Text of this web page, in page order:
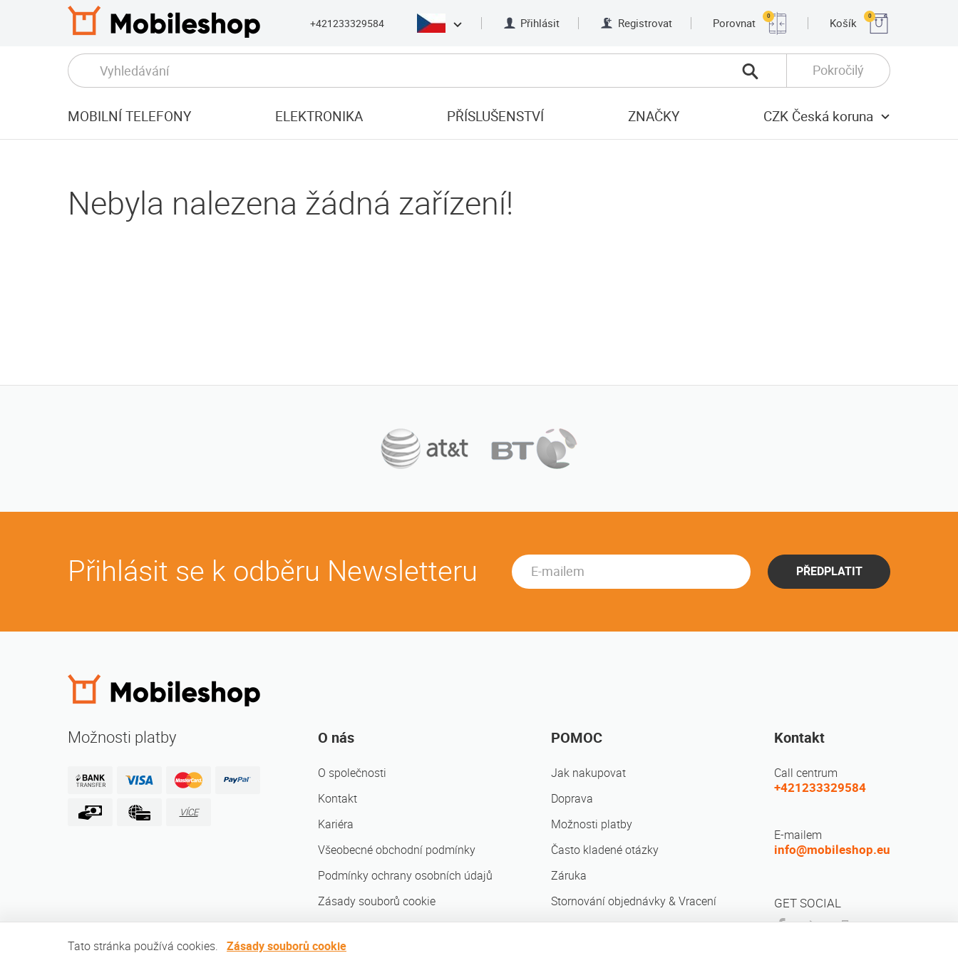
+421233329584 Přihlásit Registrovat Porovnat
0
Košík
0
Pokročilý
MOBILNÍ TELEFONY ELEKTRONIKA PŘÍSLUŠENSTVÍ ZNAČKY CZK Česká koruna
Nebyla nalezena žádná zařízení!
Přihlásit se k odběru Newsletteru PŘEDPLATIT
Možnosti platby
VÍCE
O nás
O společnosti
Kontakt
Kariéra
Všeobecné obchodní podmínky
Podmínky ochrany osobních údajů
Zásady souborů cookie
Obchodní partneři
POMOC
Jak nakupovat
Doprava
Možnosti platby
Často kladené otázky
Záruka
Stornování objednávky & Vracení
Kontakt
Call centrum
+421233329584
E-mailem
info@mobileshop.eu
GET SOCIAL
Tato stránka používá cookies. Zásady souborů cookie